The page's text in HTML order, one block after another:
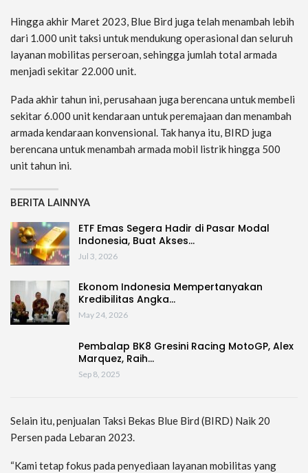
Hingga akhir Maret 2023, Blue Bird juga telah menambah lebih
dari 1.000 unit taksi untuk mendukung operasional dan seluruh
layanan mobilitas perseroan, sehingga jumlah total armada
menjadi sekitar 22.000 unit.
Pada akhir tahun ini, perusahaan juga berencana untuk membeli
sekitar 6.000 unit kendaraan untuk peremajaan dan menambah
armada kendaraan konvensional. Tak hanya itu, BIRD juga
berencana untuk menambah armada mobil listrik hingga 500
unit tahun ini.
BERITA LAINNYA
ETF Emas Segera Hadir di Pasar Modal
Indonesia, Buat Akses…
Jul 3, 2026
Ekonom Indonesia Mempertanyakan
Kredibilitas Angka…
May 24, 2026
Pembalap BK8 Gresini Racing MotoGP, Alex
Marquez, Raih…
Sep 8, 2025
Selain itu, penjualan Taksi Bekas Blue Bird (BIRD) Naik 20
Persen pada Lebaran 2023.
“Kami tetap fokus pada penyediaan layanan mobilitas yang